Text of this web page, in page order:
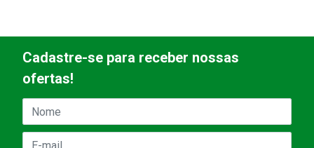
Cadastre-se para receber nossas
ofertas!